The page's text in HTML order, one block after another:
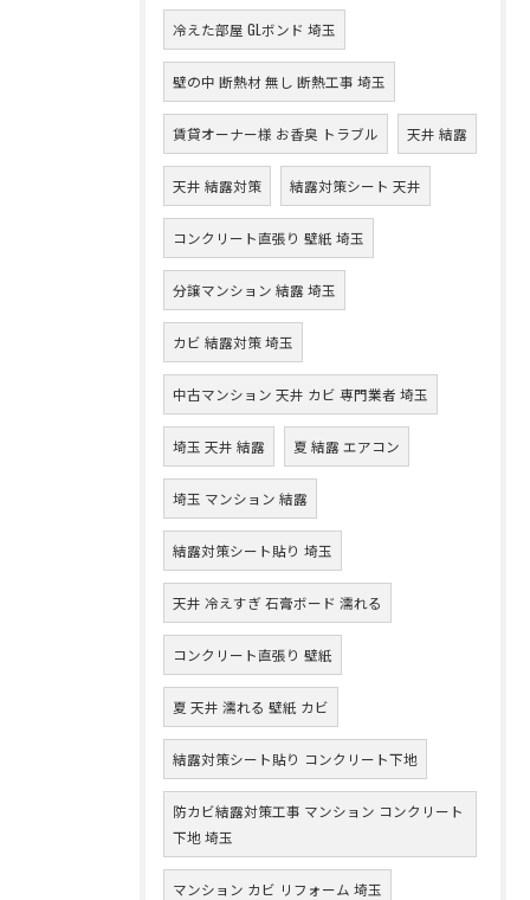
冷えた部屋 GLボンド 埼玉
壁の中 断熱材 無し 断熱工事 埼玉
賃貸オーナー様 お香臭 トラブル 天井 結露
天井 結露対策 結露対策シート 天井
コンクリート直張り 壁紙 埼玉
分譲マンション 結露 埼玉
カビ 結露対策 埼玉
中古マンション 天井 カビ 専門業者 埼玉
埼玉 天井 結露 夏 結露 エアコン
埼玉 マンション 結露
結露対策シート貼り 埼玉
天井 冷えすぎ 石膏ボード 濡れる
コンクリート直張り 壁紙
夏 天井 濡れる 壁紙 カビ
結露対策シート貼り コンクリート下地
防カビ結露対策工事 マンション コンクリート
下地 埼玉
マンション カビ リフォーム 埼玉